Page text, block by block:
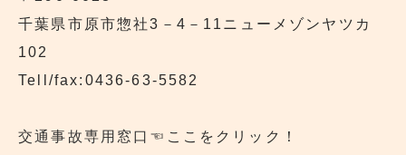
千葉県市原市惣社3－4－11ニューメゾンヤツカ
102
Tell/fax:0436-63-5582
交通事故専用窓口 ☜ここをクリック！